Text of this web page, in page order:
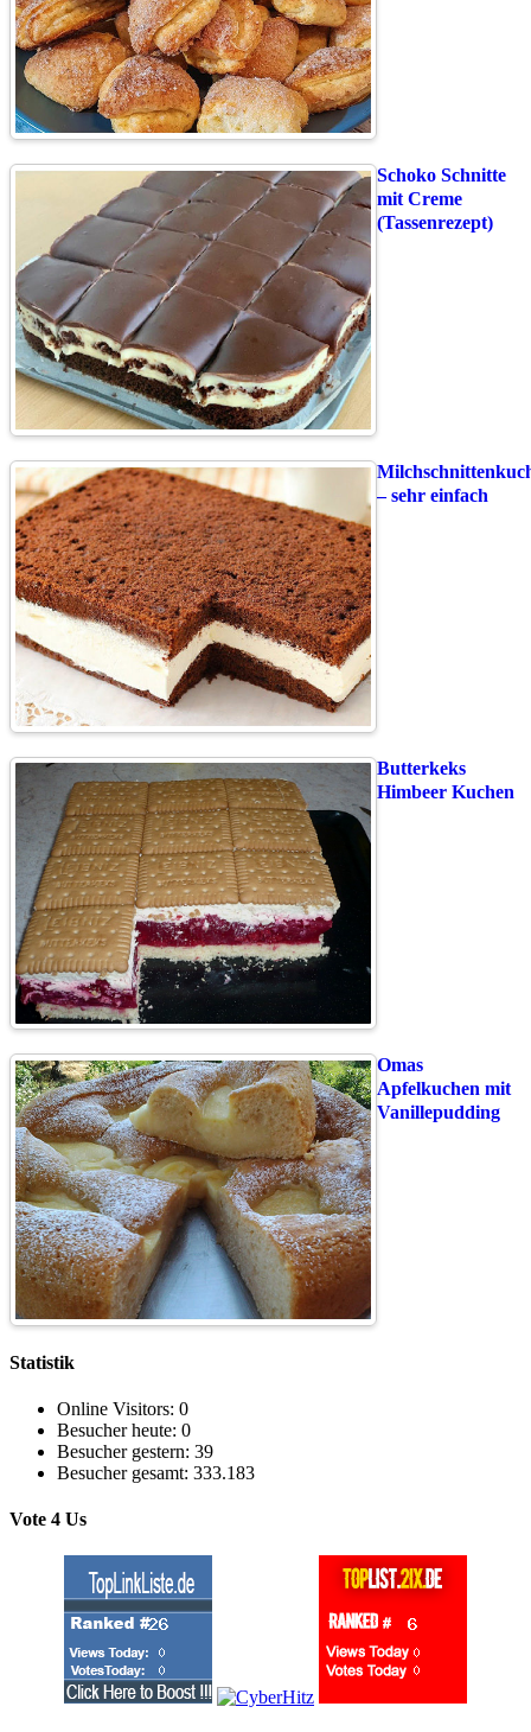
Schoko Schnitte
mit Creme
(Tassenrezept)
– sehr einfach
Butterkeks
Himbeer Kuchen
Omas
Apfelkuchen mit
Vanillepudding
Statistik
Online Visitors: 0
Besucher heute: 0
Besucher gestern: 39
Besucher gesamt: 333.183
Vote 4 Us